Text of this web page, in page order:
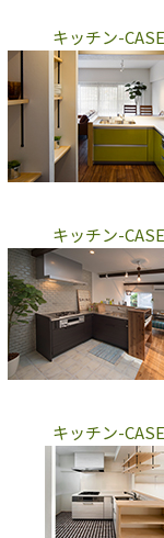
キッチン-
キッチン-
キッチン-